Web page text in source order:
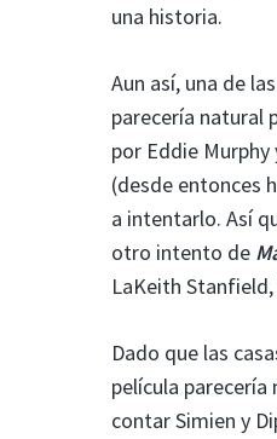
una historia.
Aun así, una de
parecería natural
por Eddie
(desde entonces
a intentarlo. Así
otro intento de
LaKeith
Dado que las
película
contar Simien y